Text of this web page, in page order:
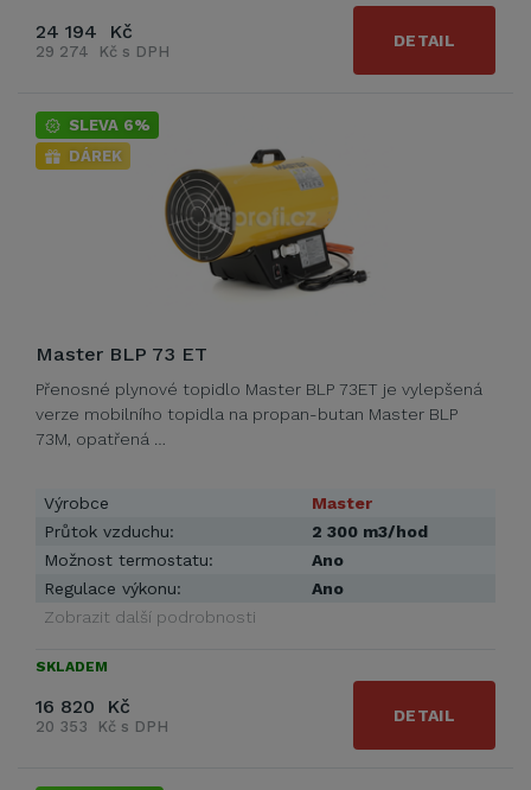
24 194 Kč
29 274 Kč s DPH
DETAIL
SLEVA 6%
DÁREK
Master BLP 73 ET
Přenosné plynové topidlo Master BLP 73ET je vylepšená
verze mobilního topidla na propan-butan Master BLP
73M, opatřená …
Výrobce
Master
Průtok vzduchu:
2 300 m3/hod
Možnost termostatu:
Ano
Regulace výkonu:
Ano
Zobrazit další podrobnosti
SKLADEM
16 820 Kč
20 353 Kč s DPH
DETAIL